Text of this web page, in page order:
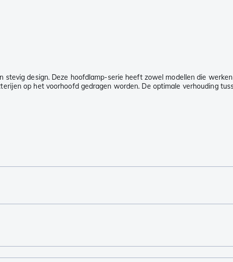
design. Deze hoofdlamp-serie heeft zowel modellen die
op het voorhoofd gedragen worden. De optimale verhouding